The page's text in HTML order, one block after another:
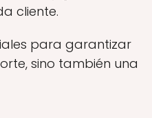
cliente.
para garantizar
sino también una